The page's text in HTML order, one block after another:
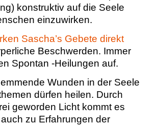
konstruktiv auf die Seele
einzuwirken.
Sascha’s Gebete direkt
Beschwerden. Immer
Spontan -Heilungen auf.
Wunden in der Seele
dürfen heilen. Durch
geworden Licht kommt es
zu Erfahrungen der